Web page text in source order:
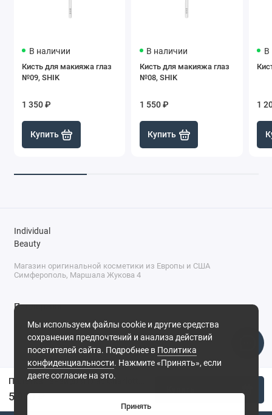
5 900 ₽
В наличии
Кисть для макияжа глаз
№09, SHIK
1 350 ₽
Купить
В наличии
Кисть для макияжа глаз
№08, SHIK
1 550 ₽
Купить
В
1
Мы используем файлы cookie и другие средства
сохранения предпочтений и анализа действий
посетителей сайта. Подробнее в Политика
конфиденциальности. Нажмите «Принять», если
даете согласие на это.
Принять
Individual
Beauty
Магазин оригинальной косметики из Европы и США
Симферополь, Маршала Жукова 4
Поддержка
+7 (978) 586-46-46
ПН-ПТ: 9:00 - 18:00
Суббота: 9:00 - 17:00
Воскресенье: выходной
Симферополь, ул. Маршала Жукова, 4